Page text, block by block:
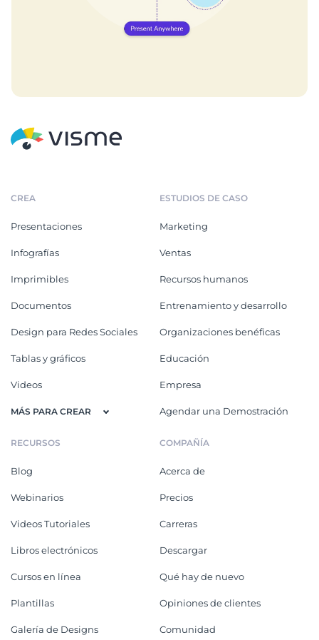
CREA
Presentaciones
Infografías
Imprimibles
Documentos
Design para Redes Sociales
Tablas y gráficos
Videos
MÁS PARA CREAR
ESTUDIOS DE CASO
Marketing
Ventas
Recursos humanos
Entrenamiento y desarrollo
Organizaciones benéficas
Educación
Empresa
Agendar una Demostración
RECURSOS
Blog
Webinarios
Videos Tutoriales
Libros electrónicos
Cursos en línea
Plantillas
Galería de Designs
COMPAÑÍA
Acerca de
Precios
Carreras
Descargar
Qué hay de nuevo
Opiniones de clientes
Comunidad